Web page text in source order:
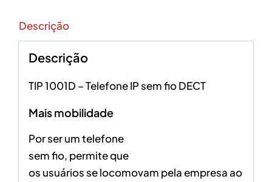
Descrição
Descrição
TIP 1001D – Telefone IP sem fio DECT
Mais mobilidade
Por ser um telefone
sem fio, permite que
os usuários se locomovam pela empresa ao